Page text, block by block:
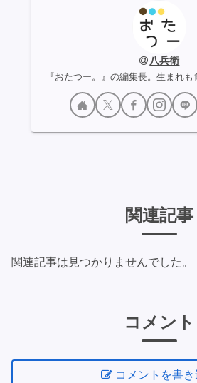
八兵衛
『おたつー。』の編集長。生まれも
関連記事
関連記事は見つかりませんでした。
コメント
コメントを書き